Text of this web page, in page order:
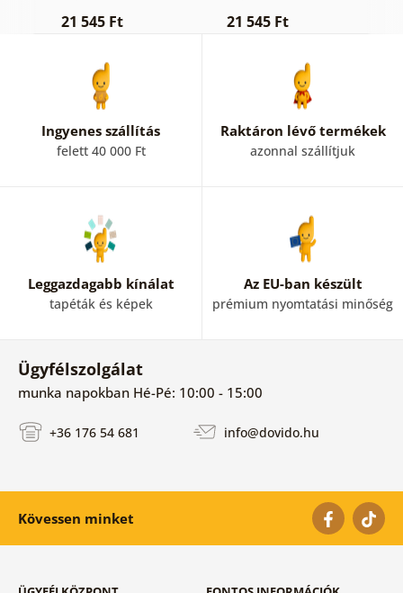
21 545 Ft 21 545 Ft
Ingyenes szállítás
felett 40 000 Ft
Raktáron lévő termékek
azonnal szállítjuk
Leggazdagabb kínálat
tapéták és képek
Az EU-ban készült
prémium nyomtatási minőség
Ügyfélszolgálat
munka napokban Hé-Pé: 10:00 - 15:00
+36 176 54 681 info@dovido.hu
Kövessen minket